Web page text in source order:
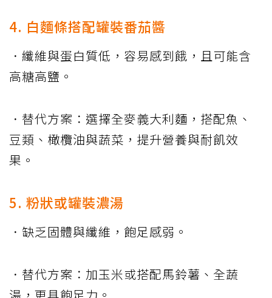
4. 白麵條搭配罐裝番茄醬
．纖維與蛋白質低，容易感到餓，且可能含
高糖高鹽。
．替代方案：選擇全麥義大利麵，搭配魚、
豆類、橄欖油與蔬菜，提升營養與耐飢效
果。
5. 粉狀或罐裝濃湯
．缺乏固體與纖維，飽足感弱。
．替代方案：加玉米或搭配馬鈴薯、全蔬